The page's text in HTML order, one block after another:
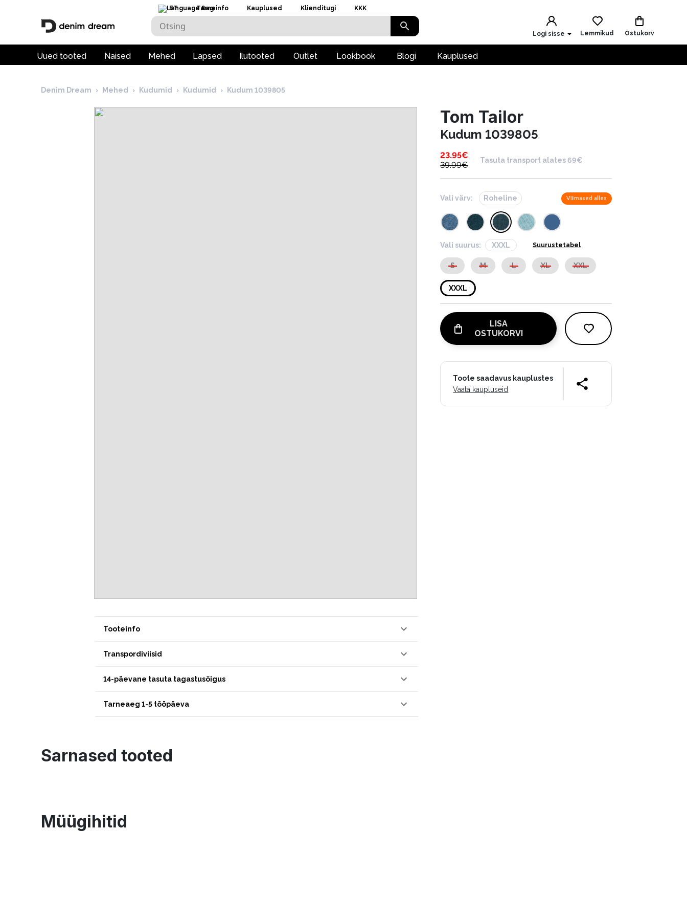
ET Tarneinfo Kauplused Klienditugi KKK
Logi sisse Lemmikud Ostukorv
Uued tooted Naised Mehed Lapsed Ilutooted Outlet Lookbook Blogi Kauplused
Denim Dream › Mehed › Kudumid › Kudumid › Kudum 1039805
Tooteinfo
Transpordiviisid
14-päevane tasuta tagastusõigus
Tarneaeg 1-5 tööpäeva
Tom Tailor
Kudum 1039805
23.95€
39.99€
Tasuta transport alates 69€
Vali värv: Roheline Viimased alles
Vali suurus: XXXL Suurustetabel
S M L XL XXL
XXXL
LISA
OSTUKORVI
Toote saadavus kauplustes
Vaata kaupluseid
Sarnased tooted
Müügihitid